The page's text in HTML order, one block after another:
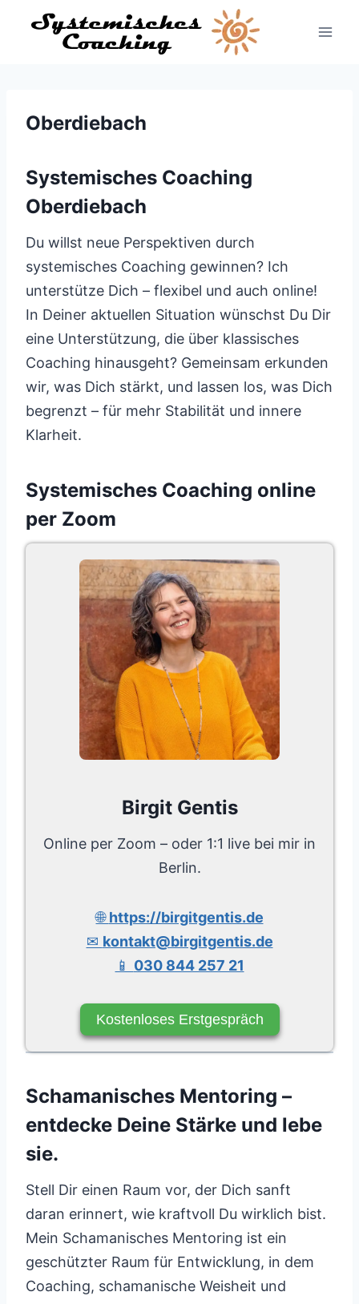
Inhalt
Oberdiebach
Systemisches Coaching
Oberdiebach
Du willst neue Perspektiven durch
systemisches Coaching gewinnen? Ich
unterstütze Dich – flexibel und auch online!
In Deiner aktuellen Situation wünschst Du Dir
eine Unterstützung, die über klassisches
Coaching hinausgeht? Gemeinsam erkunden
wir, was Dich stärkt, und lassen los, was Dich
begrenzt – für mehr Stabilität und innere
Klarheit.
Systemisches Coaching online
per Zoom
Birgit Gentis
Online per Zoom – oder 1:1 live bei mir in
Berlin.
🌐https://birgitgentis.de
✉ kontakt@birgitgentis.de
📱 030 844 257 21
Kostenloses Erstgespräch
Schamanisches Mentoring –
entdecke Deine Stärke und lebe
sie.
Stell Dir einen Raum vor, der Dich sanft
daran erinnert, wie kraftvoll Du wirklich bist.
Mein Schamanisches Mentoring ist ein
geschützter Raum für Entwicklung, in dem
Coaching, schamanische Weisheit und